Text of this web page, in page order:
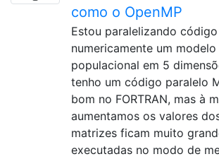
como o OpenMP
Estou paralelizando
numericamente um
populacional em 5
tenho um código paralelo
bom no FORTRAN, mas à
aumentamos os valores
matrizes ficam muito
executadas no modo de